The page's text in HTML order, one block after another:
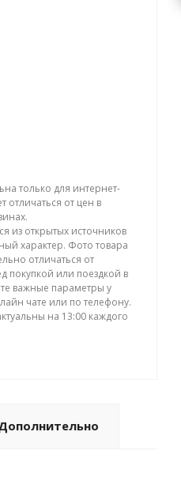
только для интернет-
отличаться от цен в
из открытых источников
характер. Фото товара
отличаться от
покупкой или поездкой в
важные параметры у
чате или по телефону.
на 13:00 каждого